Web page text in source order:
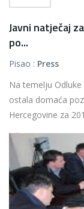
Javni natječaj
po...
Pisao : Press
Na temelju
ostala domaća
Hercegovine za
Više...